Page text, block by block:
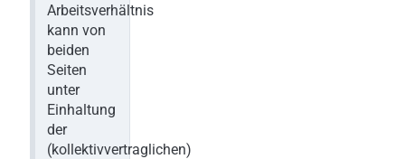
Arbeitsverhältnis
kann von
beiden
Seiten
unter
Einhaltung
der
(kollektivvertraglichen)